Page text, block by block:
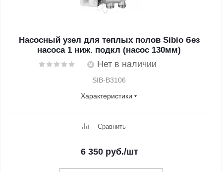
Насосный узел для теплых полов Sibio без
насоса 1 ниж. подкл (насос 130мм)
Нет в наличии
SIB-B3106
Характеристики
Сравнить
6 350руб./шт